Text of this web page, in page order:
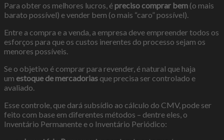
Para obter os melhores lucros, é preciso comprar bem (o mais
barato possível) e vender bem (o mais “caro” possível).
Entre a compra e a venda, a empresa deve empreender todos os
esforços para que os custos inerentes do processo sejam os
menores possíveis.
Se o objetivo é comprar para revender, é natural que haja
um estoque de mercadorias que precisa ser controlado e
avaliado.
Esse controle, que dará subsídio ao cálculo do CMV, pode ser
feito com base em diferentes métodos – dentre eles, o
Inventário Permanente e o Inventário Periódico: